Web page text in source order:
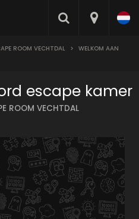
ROOM VECHTDAL > WELKOM AAN
escape kamer
ROOM VECHTDAL